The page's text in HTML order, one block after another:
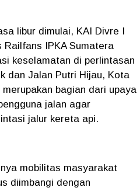
libur dimulai, KAI Divre I
Railfans IPKA Sumatera
keselamatan di perlintasan
dan Jalan Putri Hijau, Kota
bagian dari upaya
jalan agar
jalur kereta api.
mobilitas masyarakat
diimbangi dengan